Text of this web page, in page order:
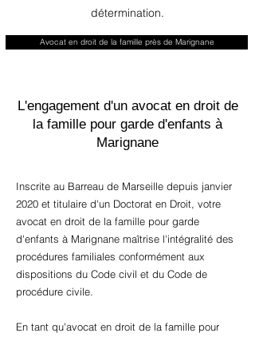
détermination.
Avocat en droit de la famille près de Marignane
L'engagement d'un avocat en droit de
la famille pour garde d'enfants à
Marignane
Inscrite au Barreau de Marseille depuis janvier
2020 et titulaire d'un Doctorat en Droit, votre
avocat en droit de la famille pour garde
d'enfants à Marignane maîtrise l'intégralité des
procédures familiales conformément aux
dispositions du Code civil et du Code de
procédure civile.
En tant qu'avocat en droit de la famille pour